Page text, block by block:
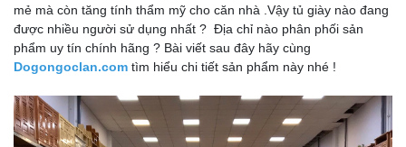
mẻ mà còn tăng tính thẩm mỹ cho căn nhà .Vậy tủ giày nào đang
được nhiều người sử dụng nhất ? Địa chỉ nào phân phối sản
phẩm uy tín chính hãng ? Bài viết sau đây hãy cùng
Dogongoclan.com tìm hiểu chi tiết sản phẩm này nhé !